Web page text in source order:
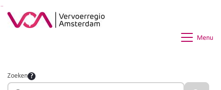
Menu
Zoeken